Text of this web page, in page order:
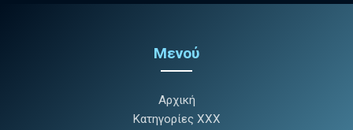
Μενού
Αρχική
Κατηγορίες XXX